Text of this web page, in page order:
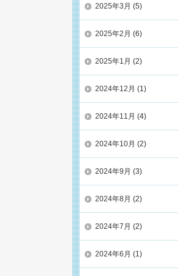
2025年3月 (5)
2025年2月 (6)
2025年1月 (2)
2024年12月 (1)
2024年11月 (4)
2024年10月 (2)
2024年9月 (3)
2024年8月 (2)
2024年7月 (2)
2024年6月 (1)